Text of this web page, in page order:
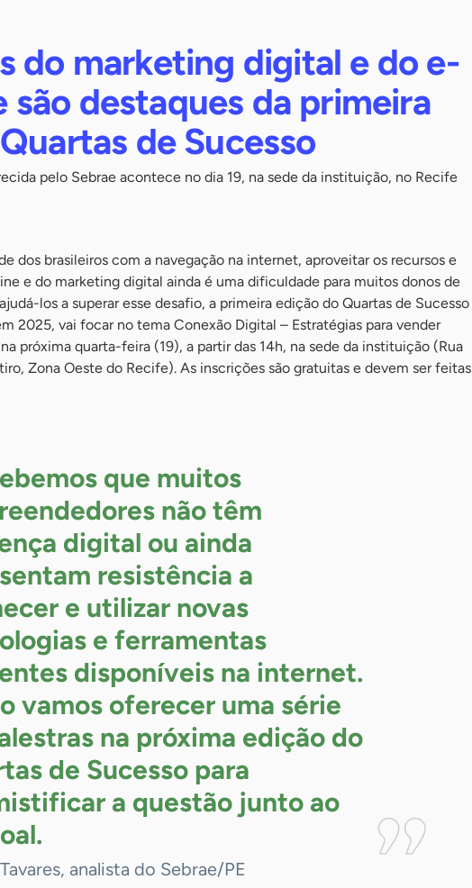
do marketing digital e do e-
são destaques da primeira
de Sucesso
pelo Sebrae acontece no dia 19, na sede da instituição, no Recife
dos brasileiros com a navegação na internet, aproveitar os recursos e
e do marketing digital ainda é uma dificuldade para muitos donos de
los a superar esse desafio, a primeira edição do Quartas de Sucesso
2025, vai focar no tema Conexão Digital – Estratégias para vender
próxima quarta-feira (19), a partir das 14h, na sede da instituição (Rua
Zona Oeste do Recife). As inscrições são gratuitas e devem ser feitas
que muitos
não têm
digital ou ainda
resistência a
e utilizar novas
e ferramentas
disponíveis na internet.
vamos oferecer uma série
na próxima edição do
de Sucesso para
a questão junto ao
analista do Sebrae/PE